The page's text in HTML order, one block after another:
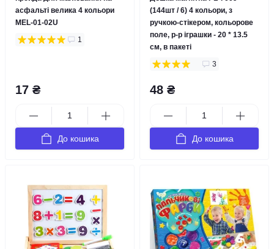
асфальті велика 4 кольори
MEL-01-02U
1
17 ₴
До кошика
(144шт / 6) 4 кольори, з
ручкою-стікером, кольорове
поле, р-р іграшки - 20 * 13.5
см, в пакеті
3
48 ₴
До кошика